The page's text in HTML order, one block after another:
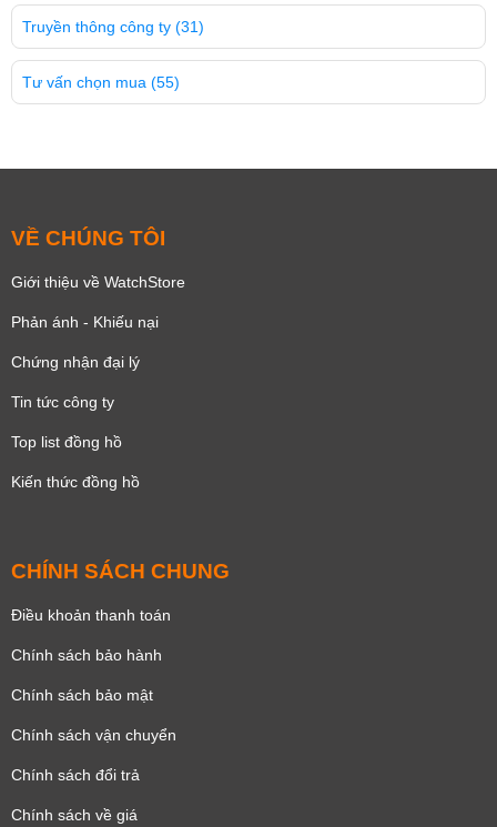
Truyền thông công ty (31)
Tư vấn chọn mua (55)
VỀ CHÚNG TÔI
Giới thiệu về WatchStore
Phản ánh - Khiếu nại
Chứng nhận đại lý
Tin tức công ty
Top list đồng hồ
Kiến thức đồng hồ
CHÍNH SÁCH CHUNG
Điều khoản thanh toán
Chính sách bảo hành
Chính sách bảo mật
Chính sách vận chuyển
Chính sách đổi trả
Chính sách về giá